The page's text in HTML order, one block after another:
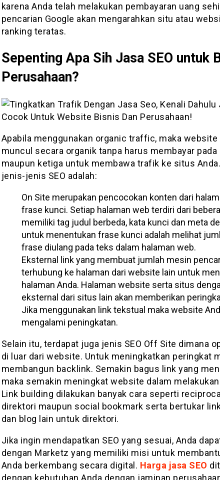
karena Anda telah melakukan pembayaran uang
pencarian Google akan mengarahkan situ atau
ranking teratas.
Sepenting Apa Sih Jasa SEO untuk
Perusahaan?
Apabila menggunakan organic traffic, maka website
muncul secara organik tanpa harus membayar pada
maupun ketiga untuk membawa trafik ke situs
jenis-jenis SEO adalah:
On Site merupakan pencocokan konten dari
frase kunci. Setiap halaman web terdiri dari
memiliki tag judul berbeda, kata kunci dan meta
untuk menentukan frase kunci adalah melihat
frase diulang pada teks dalam halaman web.
Eksternal link yang membuat jumlah mesin
terhubung ke halaman dari website lain untuk
halaman Anda. Halaman website serta situs
eksternal dari situs lain akan memberikan
Jika menggunakan link tekstual maka website
mengalami peningkatan.
Selain itu, terdapat juga jenis SEO Off Site dimana
di luar dari website. Untuk meningkatkan peringkat
membangun backlink. Semakin bagus link yang
maka semakin meningkat website dalam
Link building dilakukan banyak cara seperti
direktori maupun social bookmark serta bertukar
dan blog lain untuk direktori.
Jika ingin mendapatkan SEO yang sesuai, Anda
dengan Marketz yang memiliki misi untuk
Anda berkembang secara digital. Harga jasa SEO
dengan kebutuhan Anda dengan jaminan